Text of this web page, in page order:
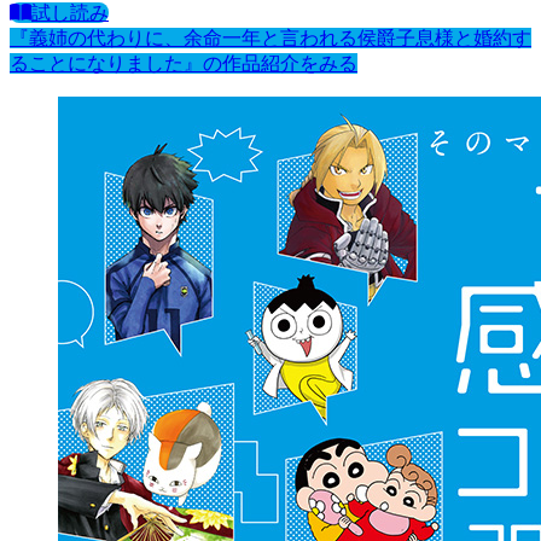
試し読み
『義姉の代わりに、余命一年と言われる侯爵子息様と婚約す
ることになりました』の作品紹介をみる